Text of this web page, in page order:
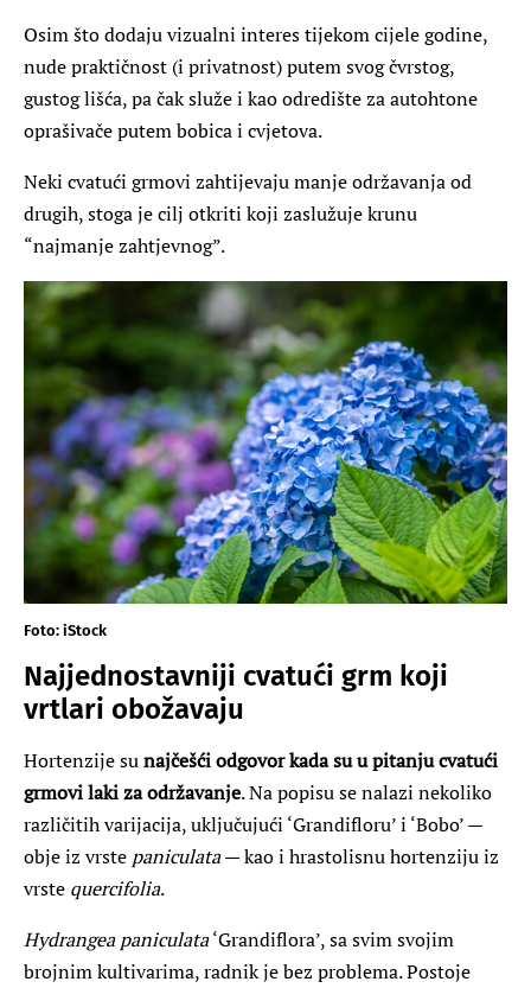
Osim što dodaju vizualni interes tijekom cijele godine,
nude praktičnost (i privatnost) putem svog čvrstog,
gustog lišća, pa čak služe i kao odredište za autohtone
oprašivače putem bobica i cvjetova.
Neki cvatući grmovi zahtijevaju manje održavanja od
drugih, stoga je cilj otkriti koji zaslužuje krunu
“najmanje zahtjevnog”.
Foto: iStock
Najjednostavniji cvatući grm koji
vrtlari obožavaju
Hortenzije sunajčešći odgovor kada su u pitanju cvatući
grmovi laki za održavanje. Na popisu se nalazi nekoliko
različitih varijacija, uključujući ‘Grandifloru’ i ‘Bobo’ —
obje iz vrste paniculata— kao i hrastolisnu hortenziju iz
vrste quercifolia.
Hydrangea paniculata‘Grandiflora’, sa svim svojim
brojnim kultivarima, radnik je bez problema. Postoje